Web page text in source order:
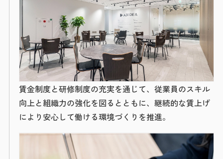
賃金制度と研修制度の充実を通じて、従業員のスキル
向上と組織力の強化を図るとともに、継続的な賃上げ
により安心して働ける環境づくりを推進。